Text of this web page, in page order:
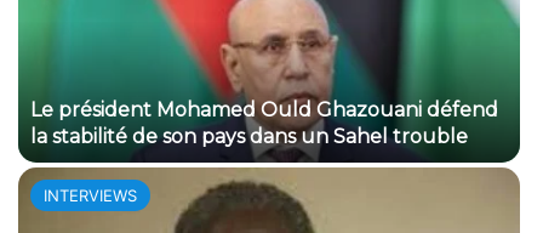
Le président Mohamed Ould Ghazouani défend
la stabilité de son pays dans un Sahel trouble
INTERVIEWS